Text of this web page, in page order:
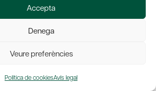
Accepta
Denega
Veure preferències
Política de cookiesAvís legal